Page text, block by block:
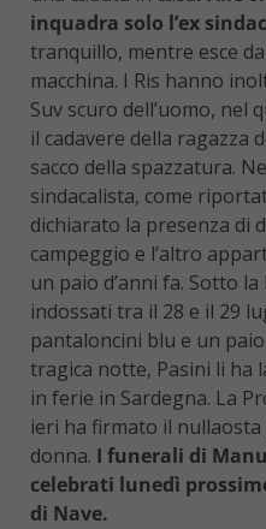
inquadra solo l’ex
tranquillo, mentre esce
macchina. I Ris hanno
Suv scuro dell’uomo, nel
il cadavere della ragazza
sacco della spazzatura.
sindacalista, come
dichiarato la presenza di
campeggio e l’altro
un paio d’anni fa. Sotto
indossati tra il 28 e il 29
pantaloncini blu e un
tragica notte, Pasini li ha
in ferie in Sardegna. La
ieri ha firmato il
donna. I funerali di
celebrati lunedì
di Nave.